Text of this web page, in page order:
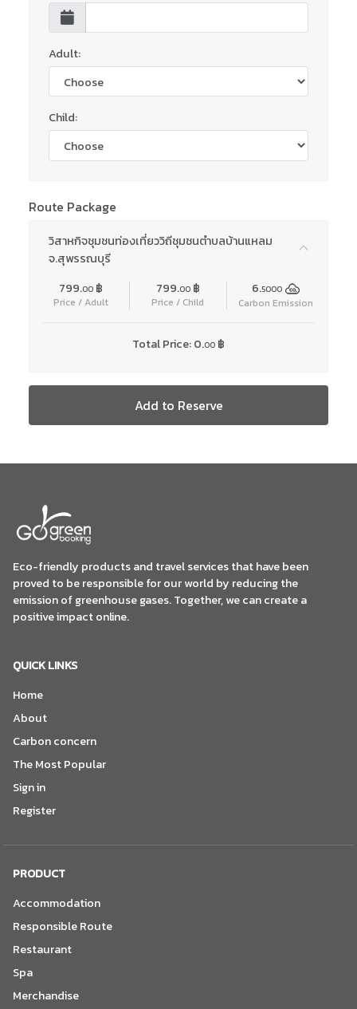
Adult:
Child:
Route Package
วิสาหกิจชุมชนท่องเที่ยววิถีชุมชนตำบลบ้านแหลม
จ.สุพรรณบุรี
799.00฿
Price / Adult
799.00฿
Price / Child
6.5000
Carbon Emission
Total Price:0.00 ฿
Add to Reserve
Eco-friendly products and travel services that have been
proved to be responsible for our world by reducing the
emission of greenhouse gases. Together, we can create a
positive impact online.
QUICK LINKS
Home
About
Carbon concern
The Most Popular
Sign in
Register
PRODUCT
Accommodation
Responsible Route
Restaurant
Spa
Merchandise